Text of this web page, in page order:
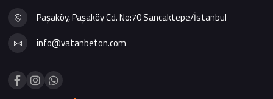
Paşaköy, Paşaköy Cd. No:70 Sancaktepe/İstanbul
info@vatanbeton.com